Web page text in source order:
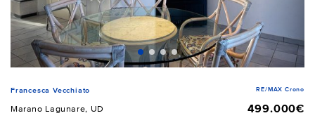
Francesca Vecchiato RE/MAX Crono
Marano Lagunare, UD
499.000€